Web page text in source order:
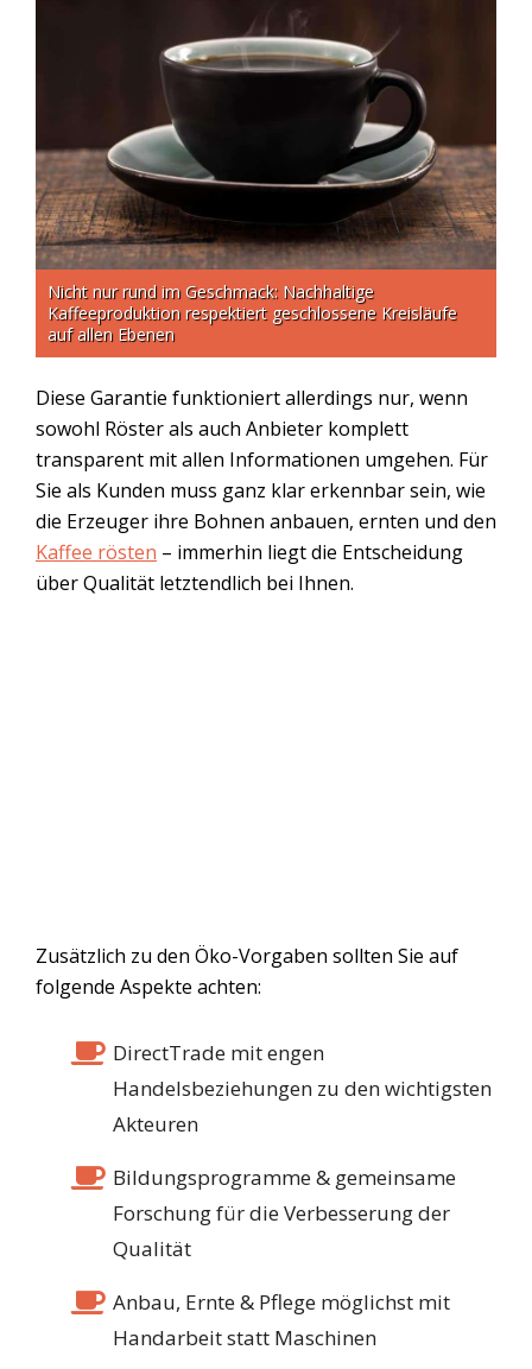
Nicht nur rund im Geschmack: Nachhaltige
Kaffeeproduktion respektiert geschlossene Kreisläufe
auf allen Ebenen
Diese Garantie funktioniert allerdings nur, wenn
sowohl Röster als auch Anbieter komplett
transparent mit allen Informationen umgehen. Für
Sie als Kunden muss ganz klar erkennbar sein, wie
die Erzeuger ihre Bohnen anbauen, ernten und den
Kaffee rösten – immerhin liegt die Entscheidung
über Qualität letztendlich bei Ihnen.
Zusätzlich zu den Öko-Vorgaben sollten Sie auf
folgende Aspekte achten:
DirectTrade mit engen
Handelsbeziehungen zu den wichtigsten
Akteuren
Bildungsprogramme & gemeinsame
Forschung für die Verbesserung der
Qualität
Anbau, Ernte & Pflege möglichst mit
Handarbeit statt Maschinen